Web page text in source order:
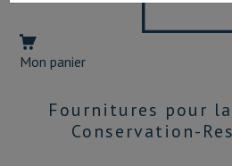
Mon panier
Fournitures pour
Conservation-